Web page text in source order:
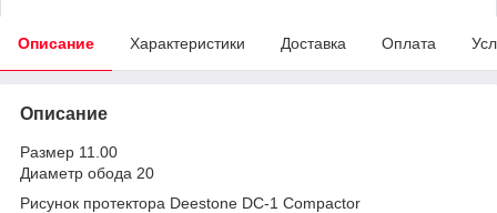
Описание Характеристики Доставка Оплата
Описание
Размер 11.00
Диаметр обода 20
Рисунок протектора Deestone DC-1 Compactor